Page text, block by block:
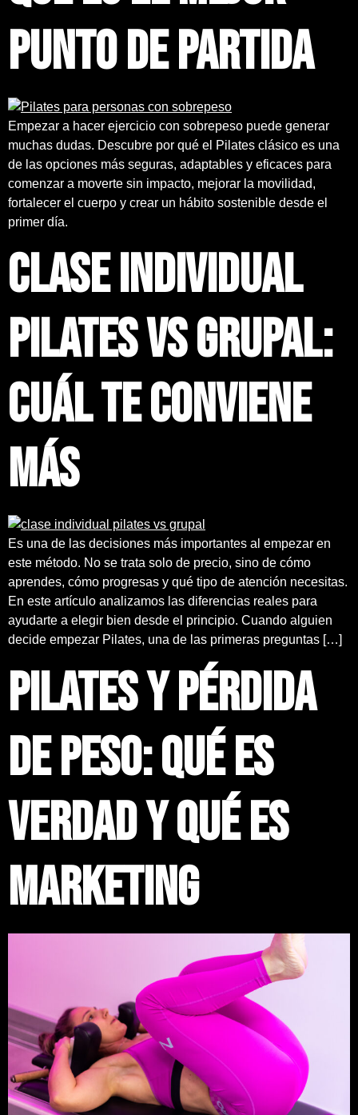
punto de partida
Empezar a hacer ejercicio con sobrepeso puede generar
muchas dudas. Descubre por qué el Pilates clásico es una
de las opciones más seguras, adaptables y eficaces para
comenzar a moverte sin impacto, mejorar la movilidad,
fortalecer el cuerpo y crear un hábito sostenible desde el
primer día.
Clase individual
Pilates vs grupal:
cuál te conviene
más
Es una de las decisiones más importantes al empezar en
este método. No se trata solo de precio, sino de cómo
aprendes, cómo progresas y qué tipo de atención necesitas.
En este artículo analizamos las diferencias reales para
ayudarte a elegir bien desde el principio. Cuando alguien
decide empezar Pilates, una de las primeras preguntas […]
Pilates y pérdida
de peso: qué es
verdad y qué es
marketing